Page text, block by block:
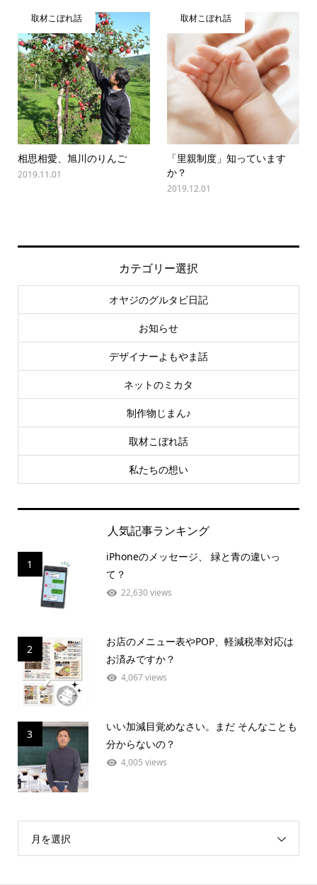
取材こぼれ話
相思相愛、旭川のりんご
2019.11.01
取材こぼれ話
「里親制度」知っています
か？
2019.12.01
カテゴリー選択
オヤジのグルタビ日記
お知らせ
デザイナーよもやま話
ネットのミカタ
制作物じまん♪
取材こぼれ話
私たちの想い
人気記事ランキング
1
iPhoneのメッセージ、 緑と青の違いっ
て？
22,630 views
2
お店のメニュー表やPOP、軽減税率対応は
お済みですか？
4,067 views
3
いい加減目覚めなさい。まだ そんなことも
分からないの？
4,005 views
月を選択